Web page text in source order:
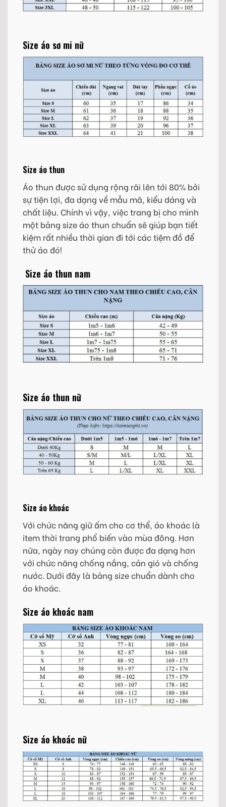
Size áo sơ mi nữ
Size áo thun
Áo thun được sử dụng rộng rãi lên tới 80% bởi
sự tiện lợi, đa dạng về mẫu mã, kiểu dáng và
chất liệu. Chính vì vậy, việc trang bị cho mình
một bảng size áo thun chuẩn sẽ giúp bạn tiết
kiệm rất nhiều thời gian đi tới các tiệm đồ để
thử áo đó!
Size áo thun nam
Size áo thun nữ
Size áo khoác
Với chức năng giữ ấm cho cơ thể, áo khoác là
item thời trang phổ biến vào mùa đông. Hơn
nữa, ngày nay chúng còn được đa dạng hơn
với chức năng chống nắng, cản gió và chống
nước. Dưới đây là bảng size chuẩn dành cho
áo khoác.
Size áo khoác nam
Size áo khoác nữ